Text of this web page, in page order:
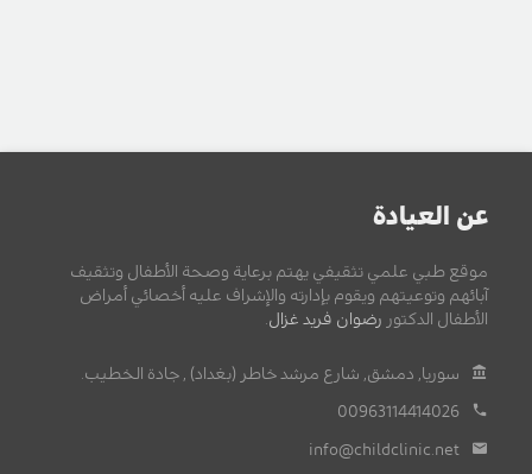
عن العيادة
موقع طبي علمي تثقيفي يهتم برعاية وصحة الأطفال وتثقيف
آبائهم وتوعيتهم ويقوم بإدارته والإشراف عليه أخصائي أمراض
الأطفال الدكتور رضوان فريد غزال.
سوريا, دمشق, شارع مرشد خاطر (بغداد) , جادة الخطيب.
00963114414026
info@childclinic.net